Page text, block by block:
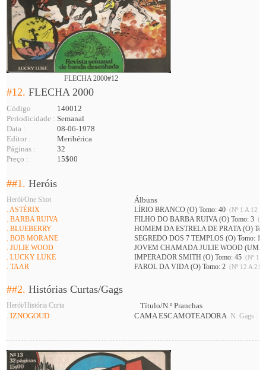
FLECHA 2000#12
#12.FLECHA 2000
Código
140012
Periodicidade : Semanal
Data :
08-06-1978
Editor :
Meribérica
Páginas :
32
Preço :
15$00
##1.Heróis
Herói/One Shot Álbuns
. ASTÉRIX LÍRIO BRANCO (O) Tomo: 40 (Nº 1 A 12 )
. BARBA RUIVA FILHO DO BARBA RUIVA (O) Tomo: 3
. BLUEBERRY
HOMEM DA ESTRELA DE PRATA (O)
. BOB MORANE
SEGREDO DOS 7 TEMPLOS (O) Tomo: 10
. JULIE WOOD
JOVEM CHAMADA JULIE WOOD
. LUCKY LUKE
IMPERADOR SMITH (O) Tomo: 45 (Nº 11
. TAAR FAROL DA VIDA (O) Tomo: 2 (Nº 12 A 21 )
##2.Histórias Curtas/Gags
Herói/História Curta
Título/N.º Pranchas
. IZNOGOUD
CAMA ESCAMOTEADORA N. Gags : 2